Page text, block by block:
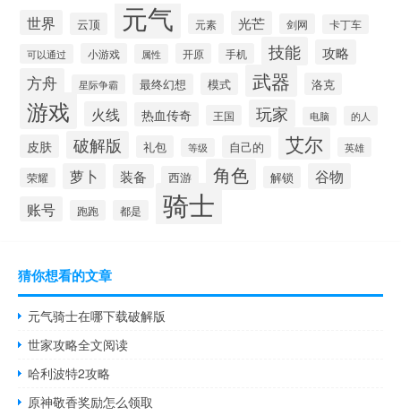
世界 云顶 元气 元素 光芒 剑网 卡丁车
可以通过 小游戏 属性 开原 手机 技能 攻略
方舟 星际争霸 最终幻想 模式 武器 洛克
游戏 火线 热血传奇 王国 玩家 电脑 的人
皮肤 破解版 礼包 等级 自己的 艾尔 英雄
荣耀 萝卜 装备 西游 角色 解锁 谷物
账号 跑跑 都是 骑士
猜你想看的文章
元气骑士在哪下载破解版
世家攻略全文阅读
哈利波特2攻略
原神敬香奖励怎么领取